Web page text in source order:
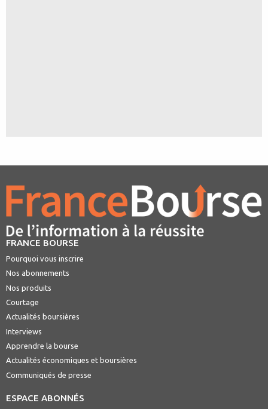
FRANCE BOURSE
Pourquoi vous inscrire
Nos abonnements
Nos produits
Courtage
Actualités boursières
Interviews
Apprendre la bourse
Actualités économiques et boursières
Communiqués de presse
ESPACE ABONNÉS